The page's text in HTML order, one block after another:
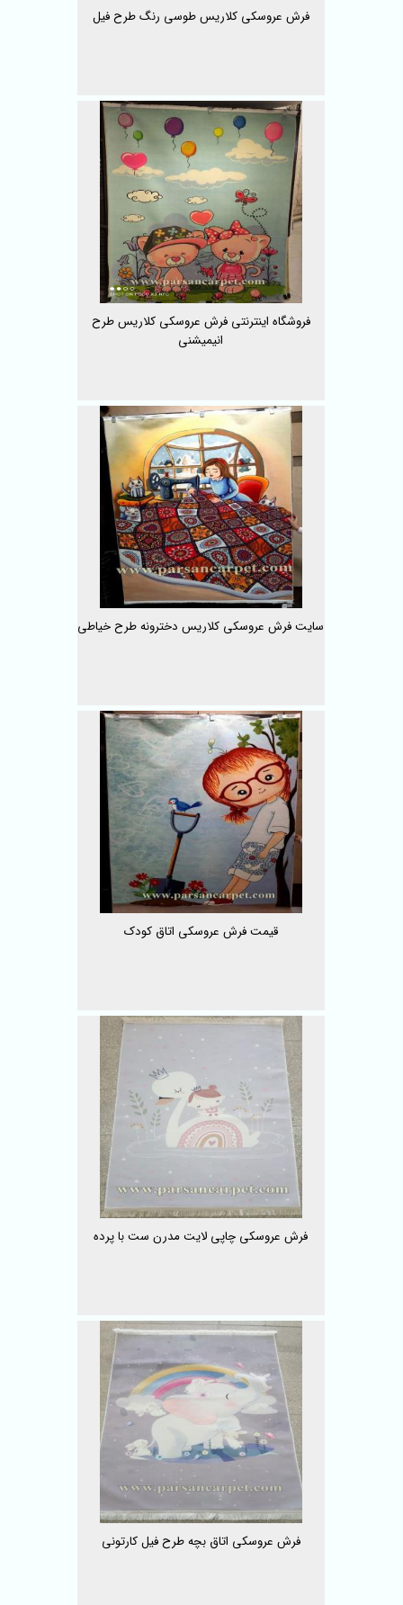
فرش عروسکی کلاریس طوسی رنگ طرح فیل
فروشگاه اینترنتی فرش عروسکی کلاریس طرح
انیمیشنی
سایت فرش عروسکی کلاریس دخترونه طرح خیاطی
قیمت فرش عروسکی اتاق کودک
فرش عروسکی چاپی لایت مدرن ست با پرده
فرش عروسکی اتاق بچه طرح فیل کارتونی